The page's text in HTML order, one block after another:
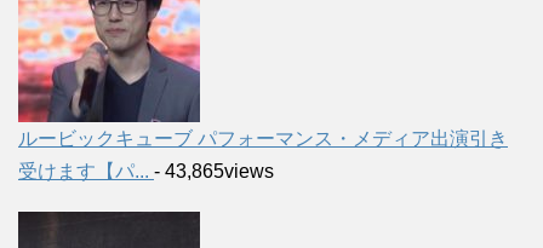
ルービックキューブ パフォーマンス・メディア出演引き
受けます【パ... - 43,865views